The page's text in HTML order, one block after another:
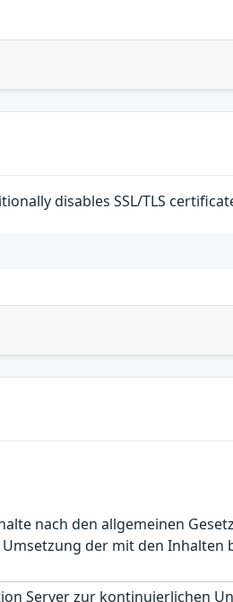
disables SSL/TLS
nach den allgemeinen
der mit den
Server zur kontinuierlichen